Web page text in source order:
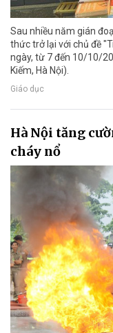
Sau nhiều năm gián
thức trở lại với chủ đề
ngày, từ 7 đến 10/10/
Kiếm, Hà Nội).
Giáo dục
Hà Nội tăng
cháy nổ